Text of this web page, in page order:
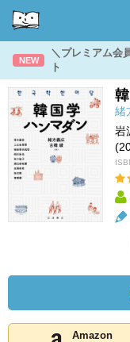
NEW
＼プレミアム会
ト
緒
岩
Amazon